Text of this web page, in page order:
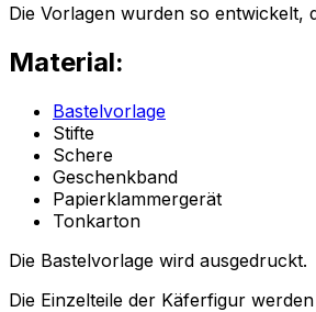
Die Vorlagen wurden so entwickelt,
Material:
Bastelvorlage
Stifte
Schere
Geschenkband
Papierklammergerät
Tonkarton
Die Bastelvorlage wird ausgedruckt.
Die Einzelteile der Käferfigur